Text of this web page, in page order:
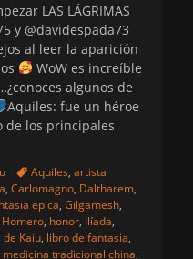
LAS LÁGRIMAS
y @davidespada73
al leer la aparición
WoW es increíble
algunos de
Aquiles: fue un héroe
de los principales
Etiquetas
Aquiles, artista
, Carlomagno, Daltharem,
epica, Gilgamesh,
Homero, honor, Ilíada,
de Kaiu, libro de fantasia,
medicina tradicional china,